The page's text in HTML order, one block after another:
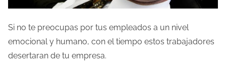
Si no te preocupas por tus empleados a un nivel
emocional y humano, con el tiempo estos trabajadores
desertaran de tu empresa.